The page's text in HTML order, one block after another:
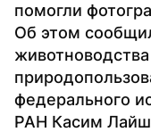
помогли
Об этом
федерального
РАН Касим